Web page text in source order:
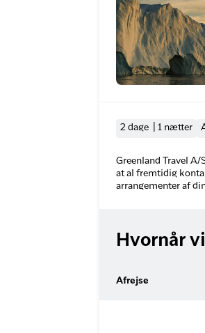
2 dage | 1 nætter
Greenland Travel
at al fremtidig
arrangementer af
Hvornår
Afrejse